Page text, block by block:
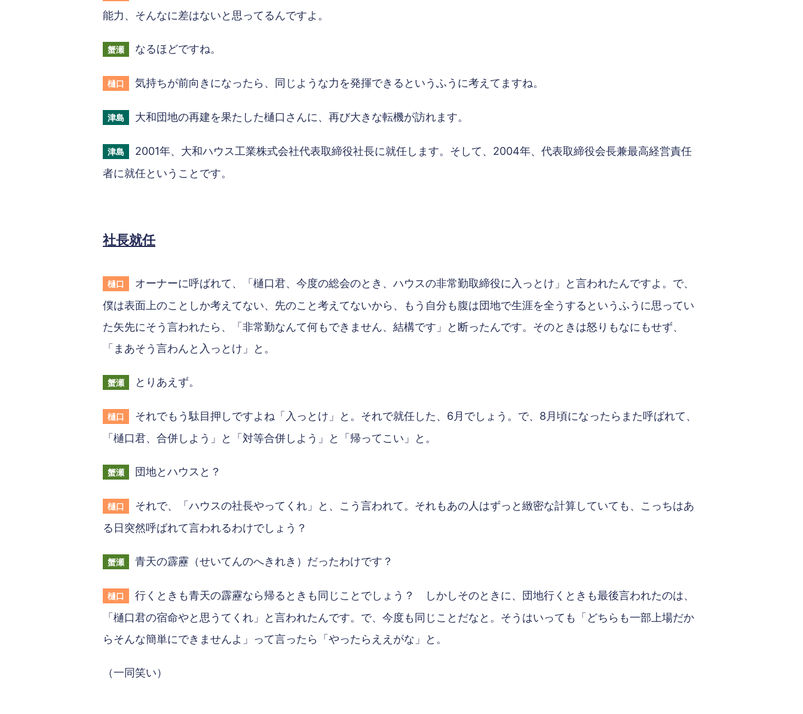
能力、そんなに差はないと思ってるんですよ。
蟹瀬 なるほどですね。
樋口 気持ちが前向きになったら、同じような力を発揮できるというふうに考えてますね。
津島 大和団地の再建を果たした樋口さんに、再び大きな転機が訪れます。
津島
2001年、大和ハウス工業株式会社代表取締役社長に就任します。そして、2004年、代表取締役会長兼最高経営責任
者に就任ということです。
社長就任
樋口
オーナーに呼ばれて、「樋口君、今度の総会のとき、ハウスの非常勤取締役に入っとけ」と言われたんですよ。で、
僕は表面上のことしか考えてない、先のこと考えてないから、もう自分も腹は団地で生涯を全うするというふうに思ってい
た矢先にそう言われたら、「非常勤なんて何もできません、結構です」と断ったんです。そのときは怒りもなにもせず、
「まあそう言わんと入っとけ」と。
蟹瀬 とりあえず。
樋口
それでもう駄目押しですよね「入っとけ」と。それで就任した、6月でしょう。で、8月頃になったらまた呼ばれて、
「樋口君、合併しよう」と「対等合併しよう」と「帰ってこい」と。
蟹瀬 団地とハウスと？
樋口
それで、「ハウスの社長やってくれ」と、こう言われて。それもあの人はずっと緻密な計算していても、こっちはあ
る日突然呼ばれて言われるわけでしょう？
蟹瀬 青天の霹靂（せいてんのへきれき）だったわけです？
樋口
行くときも青天の霹靂なら帰るときも同じことでしょう？ しかしそのときに、団地行くときも最後言われたのは、
「樋口君の宿命やと思うてくれ」と言われたんです。で、今度も同じことだなと。そうはいっても「どちらも一部上場だか
らそんな簡単にできませんよ」って言ったら「やったらええがな」と。
（一同笑い）